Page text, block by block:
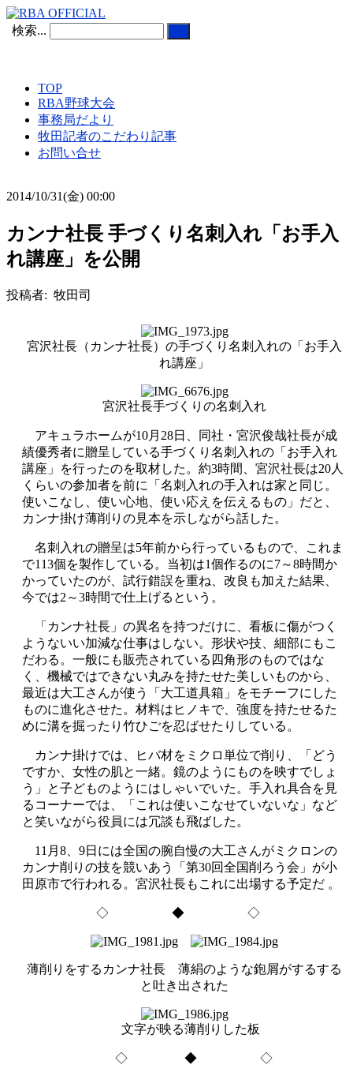
検索...
TOP
RBA野球大会
事務局だより
牧田記者のこだわり記事
お問い合せ
2014/10/31(金) 00:00
カンナ社長 手づくり名刺入れ「お手入
れ講座」を公開
投稿者: 牧田司
宮沢社長（カンナ社長）の手づくり名刺入れの「お手入
れ講座」
宮沢社長手づくりの名刺入れ
アキュラホームが10月28日、同社・宮沢俊哉社長が成
績優秀者に贈呈している手づくり名刺入れの「お手入れ
講座」を行ったのを取材した。約3時間、宮沢社長は20人
くらいの参加者を前に「名刺入れの手入れは家と同じ。
使いこなし、使い心地、使い応えを伝えるもの」だと、
カンナ掛け薄削りの見本を示しながら話した。
名刺入れの贈呈は5年前から行っているもので、これま
で113個を製作している。当初は1個作るのに7～8時間か
かっていたのが、試行錯誤を重ね、改良も加えた結果、
今では2～3時間で仕上げるという。
「カンナ社長」の異名を持つだけに、看板に傷がつく
ようないい加減な仕事はしない。形状や技、細部にもこ
だわる。一般にも販売されている四角形のものではな
く、機械ではできない丸みを持たせた美しいものから、
最近は大工さんが使う「大工道具箱」をモチーフにした
ものに進化させた。材料はヒノキで、強度を持たせるた
めに溝を掘ったり竹ひごを忍ばせたりしている。
カンナ掛けでは、ヒバ材をミクロ単位で削り、「どう
ですか、女性の肌と一緒。鏡のようにものを映すでしょ
う」と子どものようにはしゃいでいた。手入れ具合を見
るコーナーでは、「これは使いこなせていないな」など
と笑いながら役員には冗談も飛ばした。
11月8、9日には全国の腕自慢の大工さんがミクロンの
カンナ削りの技を競いあう「第30回全国削ろう会」が小
田原市で行われる。宮沢社長もこれに出場する予定だ 。
◇ ◆ ◇
薄削りをするカンナ社長 薄絹のような鉋屑がするする
と吐き出された
文字が映る薄削りした板
◇ ◆ ◇